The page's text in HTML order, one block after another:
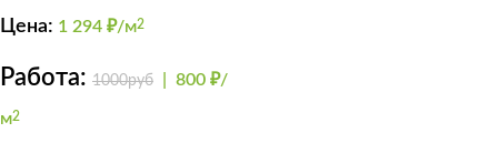
Compatto 1.4 bianco
внешней отделки
Цена: 1 294 ₽/м2
Работа: 1000руб 800 ₽/
м2